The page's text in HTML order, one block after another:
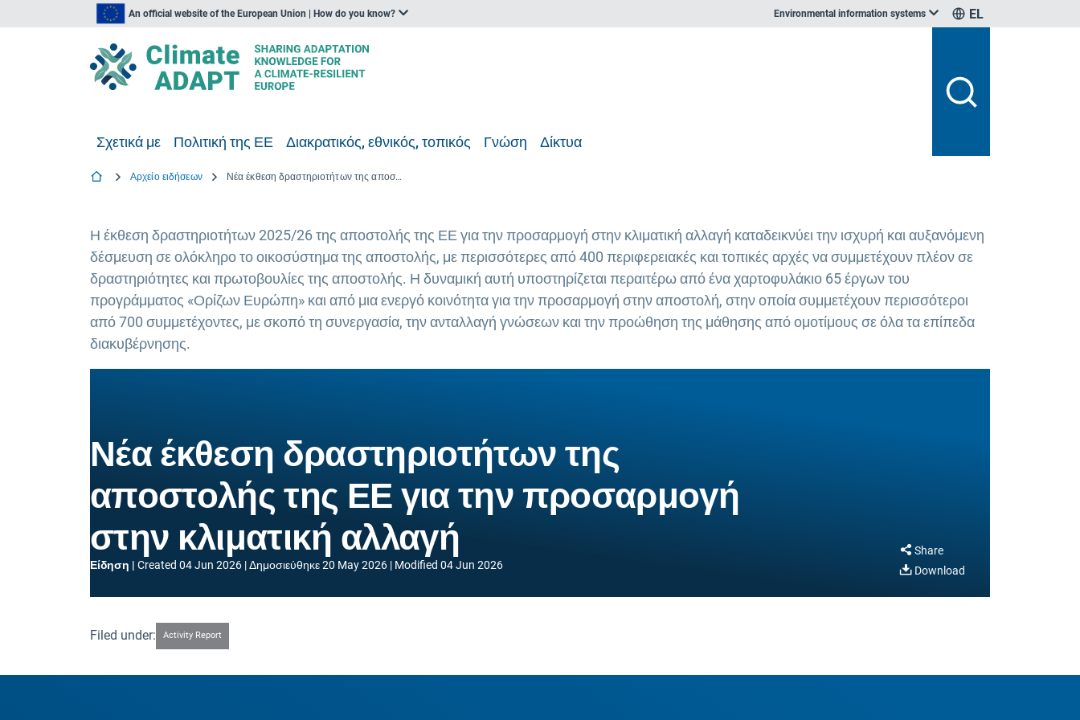
An official website of the European Union | How do you know? Environmental information systems EL
Σχετικά με Πολιτική της ΕΕ Διακρατικός, εθνικός, τοπικός Γνώση Δίκτυα
Αρχείο ειδήσεων Νέα έκθεση δραστηριοτήτων της αποστολής της ΕΕ για την προσαρμογή στην κλιματική αλλαγή
Η έκθεση δραστηριοτήτων 2025/26 της αποστολής της ΕΕ για την προσαρμογή στην κλιματική αλλαγή καταδεικνύει την ισχυρή και αυξανόμενη
δέσμευση σε ολόκληρο το οικοσύστημα της αποστολής, με περισσότερες από 400 περιφερειακές και τοπικές αρχές να συμμετέχουν πλέον σε
δραστηριότητες και πρωτοβουλίες της αποστολής. Η δυναμική αυτή υποστηρίζεται περαιτέρω από ένα χαρτοφυλάκιο 65 έργων του
προγράμματος «Ορίζων Ευρώπη» και από μια ενεργό κοινότητα για την προσαρμογή στην αποστολή, στην οποία συμμετέχουν περισσότεροι
από 700 συμμετέχοντες, με σκοπό τη συνεργασία, την ανταλλαγή γνώσεων και την προώθηση της μάθησης από ομοτίμους σε όλα τα επίπεδα
διακυβέρνησης.
Νέα έκθεση δραστηριοτήτων της
αποστολής της ΕΕ για την προσαρμογή
στην κλιματική αλλαγή
Είδηση Created 04 Jun 2026 Δημοσιεύθηκε20 May 2026 Modified 04 Jun 2026
Share
Download
Filed under: Activity Report